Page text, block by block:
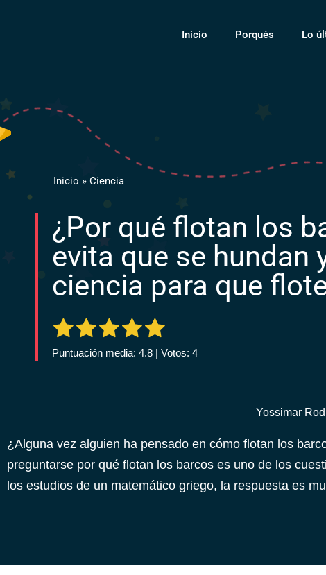
Inicio Porqués Lo
Inicio » Ciencia
¿Por qué flotan los
evita que se hundan
ciencia para que
Puntuación media: 4.8 | Votos: 4
Yossimar
¿Alguna vez alguien ha pensado en cómo flotan los
preguntarse por qué flotan los barcos es uno de los
los estudios de un matemático griego, la respuesta es